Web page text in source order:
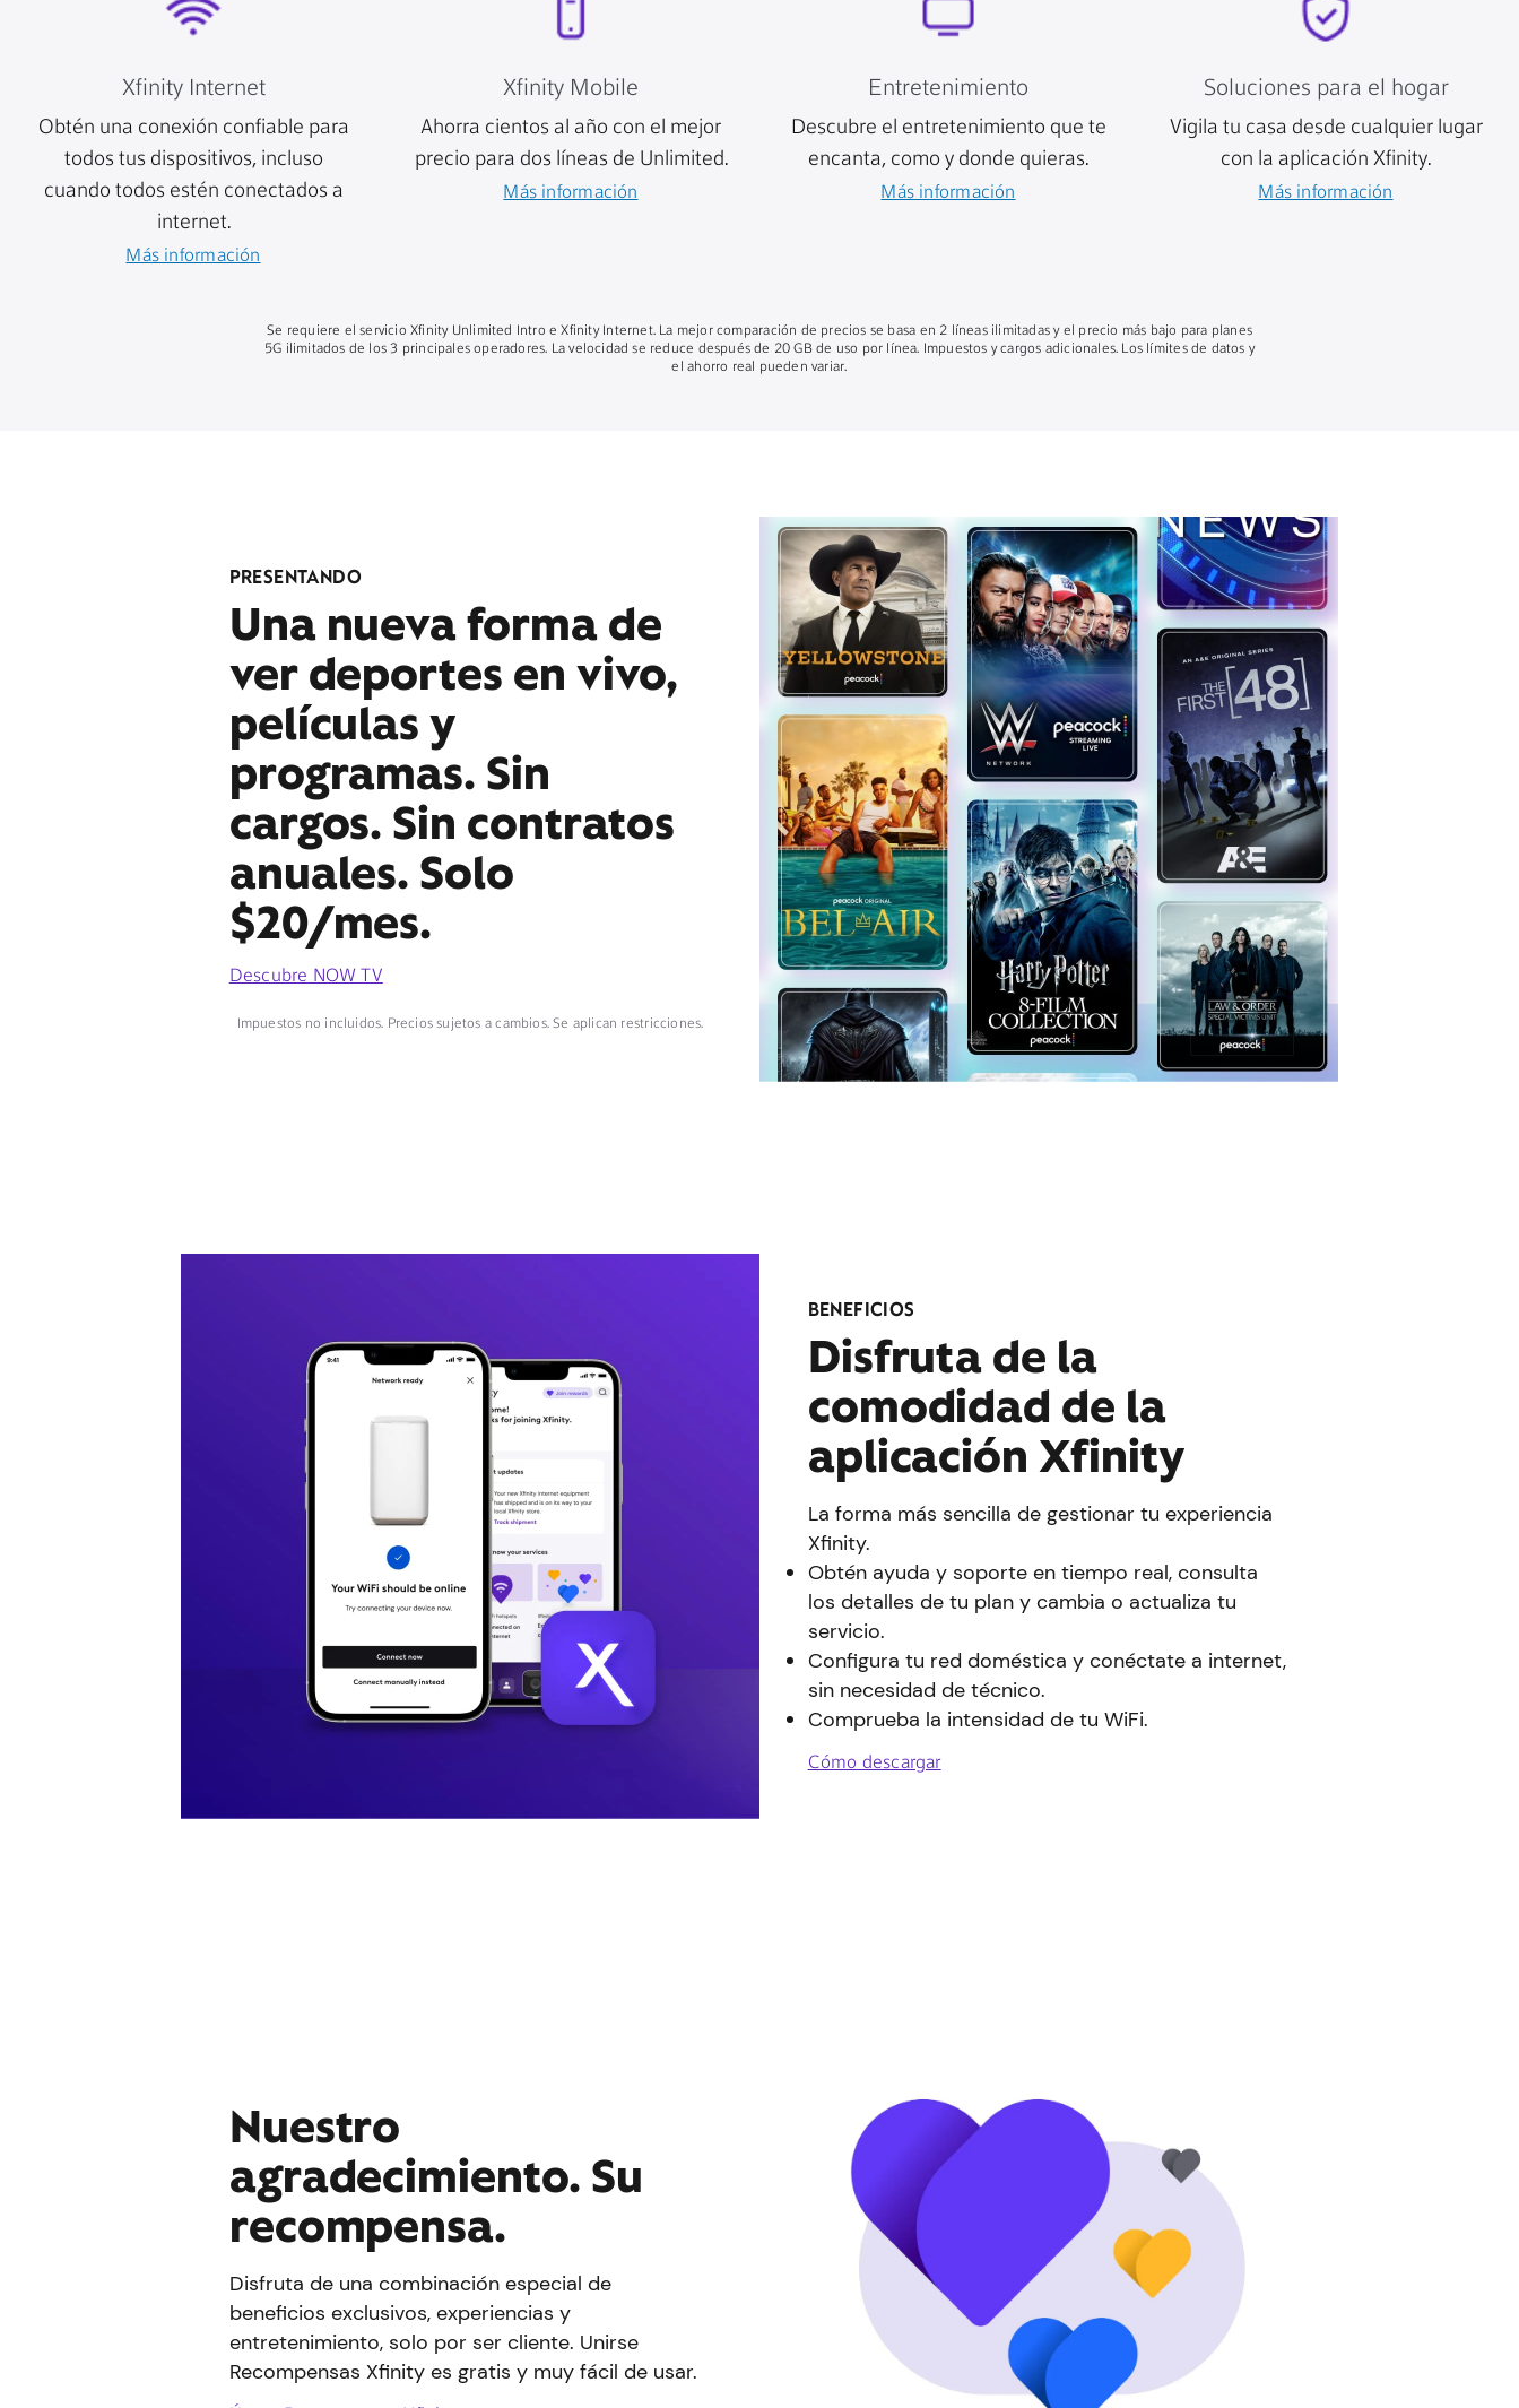
Xfinity Internet
Obtén una conexión confiable para
todos tus dispositivos, incluso
cuando todos estén conectados a
internet.
Más información
Xfinity Mobile
Ahorra cientos al año con el mejor
precio para dos líneas de Unlimited.
Más información
Entretenimiento
Descubre el entretenimiento que te
encanta, como y donde quieras.
Más información
Soluciones para el hogar
Vigila tu casa desde cualquier lugar
con la aplicación Xfinity.
Más información
Se requiere el servicio Xfinity Unlimited Intro e Xfinity Internet. La mejor comparación de precios se basa en 2 líneas ilimitadas y el precio más bajo para planes
5G ilimitados de los 3 principales operadores. La velocidad se reduce después de 20 GB de uso por línea. Impuestos y cargos adicionales. Los límites de datos y
el ahorro real pueden variar.
PRESENTANDO
Una nueva forma de
ver deportes en vivo,
películas y
programas. Sin
cargos. Sin contratos
anuales. Solo
$20/mes.
Descubre NOW TV
Impuestos no incluidos. Precios sujetos a cambios. Se aplican restricciones.
BENEFICIOS
Disfruta de la
comodidad de la
aplicación Xfinity
La forma más sencilla de gestionar tu experiencia
Xfinity.
Obtén ayuda y soporte en tiempo real, consulta
los detalles de tu plan y cambia o actualiza tu
servicio.
Configura tu red doméstica y conéctate a internet,
sin necesidad de técnico.
Comprueba la intensidad de tu WiFi.
Cómo descargar
Nuestro
agradecimiento. Su
recompensa.
Disfruta de una combinación especial de
beneficios exclusivos, experiencias y
entretenimiento, solo por ser cliente. Unirse
Recompensas Xfinity es gratis y muy fácil de usar.